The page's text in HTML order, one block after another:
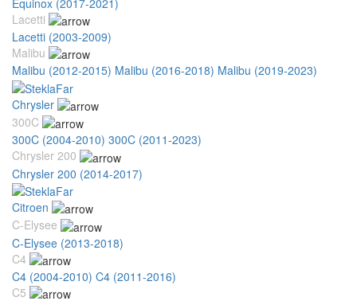
Lacetti
Lacetti (2003-2009)
Malibu
Malibu (2012-2015) Malibu (2016-2018) Malibu (2019-2023)
Chrysler
300C
300C (2004-2010) 300C (2011-2023)
Chrysler 200
Chrysler 200 (2014-2017)
Citroen
C-Elysee
C-Elysee (2013-2018)
C4
C4 (2004-2010) C4 (2011-2016)
C5